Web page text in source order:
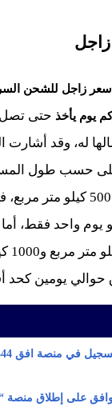
سعر زاجل للشحن
يوم يأخذ حتى تصل
له، وقد أشارت
حسب طول
المسافة تقل عن 500
واحد فقط، أما
حوالي يومين كحد
على إطلاق منصة